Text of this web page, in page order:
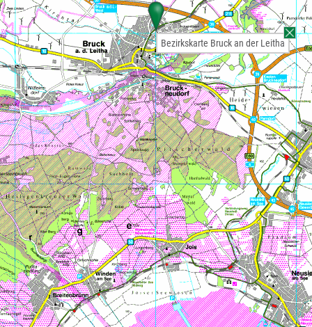
Bezirkskarte Bruck an der Leitha